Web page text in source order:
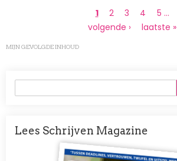
Huidige
pagina
1 Page
2 Page
3 Page
4 Page
5 …
Volgende
volgende ›
Laatste
laatste »
MIJN GEVOLGDE INHOUD
Lees Schrijven Magazine
Afbeelding